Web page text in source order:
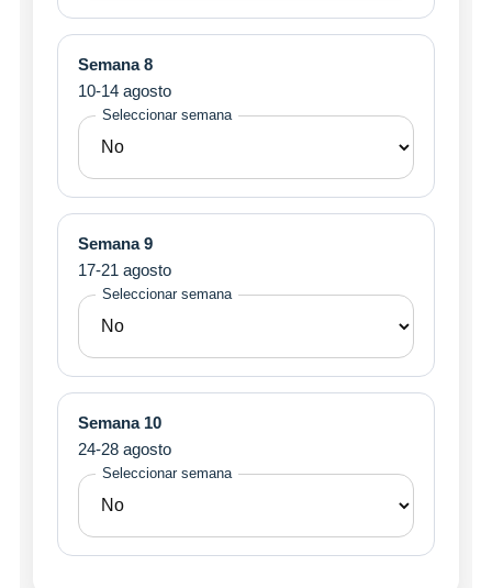
Semana 8
10-14 agosto
Seleccionar semana
Semana 9
17-21 agosto
Seleccionar semana
Semana 10
24-28 agosto
Seleccionar semana